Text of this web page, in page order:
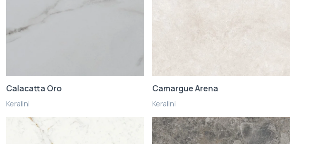
Calacatta Oro
Keralini
Camargue Arena
Keralini